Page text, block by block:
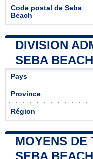
Code postal de Seba
Beach
DIVISION
SEBA BEACH
Pays
Province
Région
MOYENS DE
SEBA BEACH